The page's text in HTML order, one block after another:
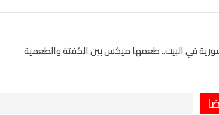
في البيت.. طعمها ميكس بين الكفتة والطعمية